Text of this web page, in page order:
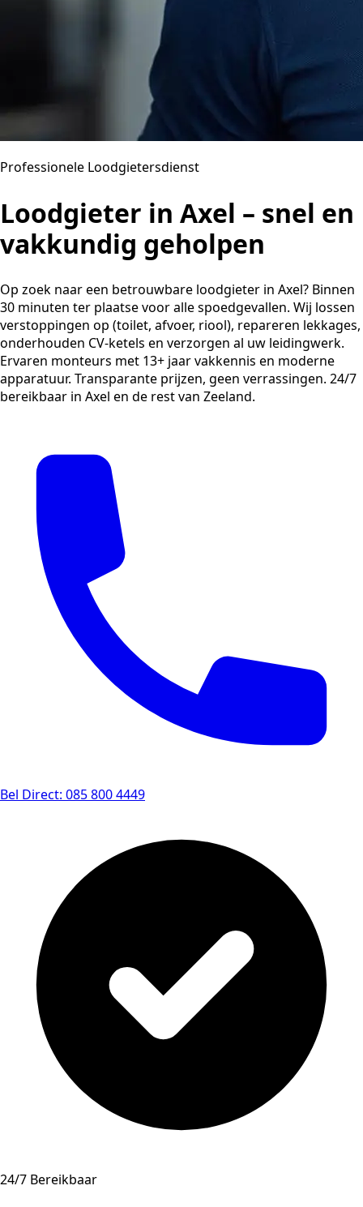
Professionele Loodgietersdienst
Loodgieter in Axel – snel en
vakkundig geholpen
Op zoek naar een betrouwbare loodgieter in Axel? Binnen
30 minuten ter plaatse voor alle spoedgevallen. Wij lossen
verstoppingen op (toilet, afvoer, riool), repareren lekkages,
onderhouden CV-ketels en verzorgen al uw leidingwerk.
Ervaren monteurs met 13+ jaar vakkennis en moderne
apparatuur. Transparante prijzen, geen verrassingen. 24/7
bereikbaar in Axel en de rest van Zeeland.
Bel Direct: 085 800 4449
24/7 Bereikbaar